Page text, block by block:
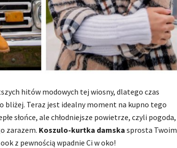
hitów modowych tej wiosny, dlatego czas
bliżej. Teraz jest idealny moment na kupno tego
słońce, ale chłodniejsze powietrze, czyli pogoda,
zarazem. Koszulo-kurtka damska sprosta Twoim
z pewnością wpadnie Ci w oko!